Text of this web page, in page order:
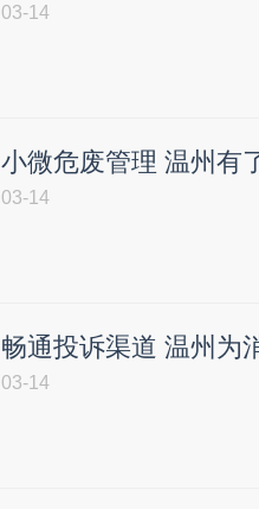
03-14
小微危废管理 温州有
03-14
畅通投诉渠道 温州为
03-14